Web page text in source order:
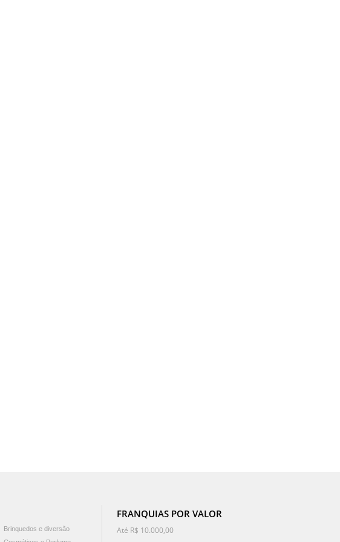
Brinquedos e diversão
FRANQUIAS POR VALOR
Até R$ 10.000,00